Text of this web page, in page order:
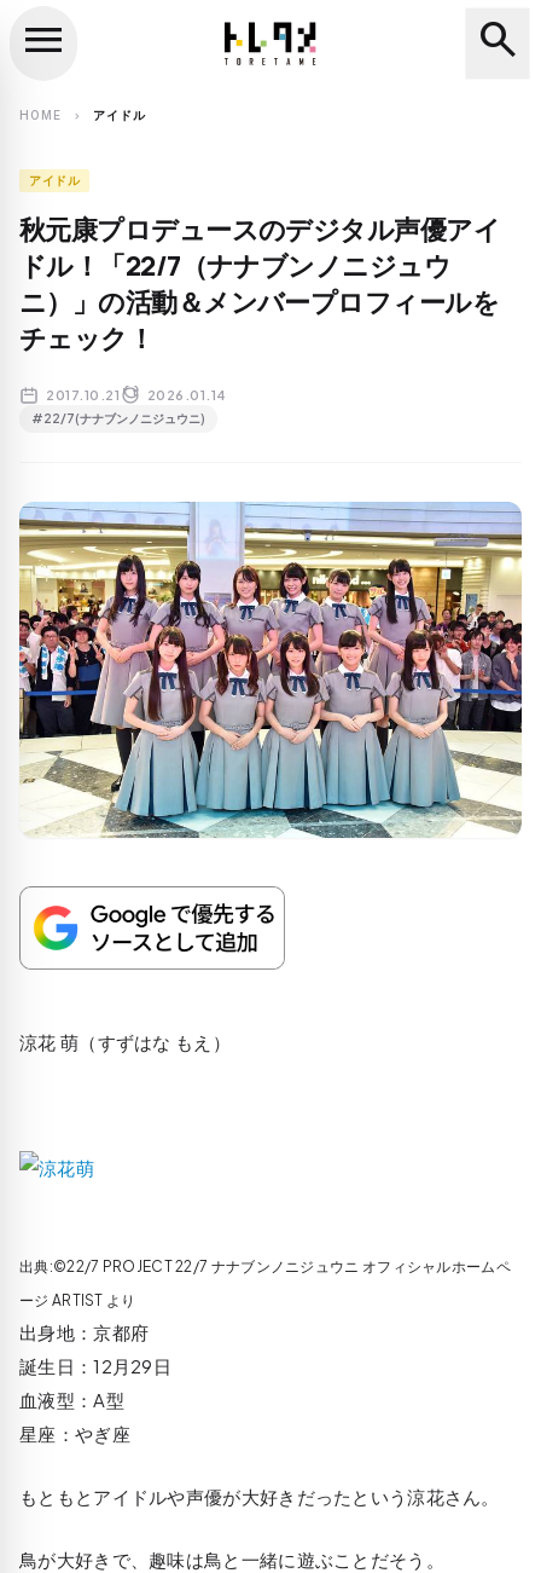
search
menu search
HOME chevron_right アイドル
アイドル
秋元康プロデュースのデジタル声優アイ
ドル！「22/7（ナナブンノニジュウ
ニ）」の活動＆メンバープロフィールを
チェック！
2017.10.21 2026.01.14
#22/7(ナナブンノニジュウニ)
涼花 萌（すずはな もえ）
出典:©22/7 PROJECT 22/7 ナナブンノニジュウニ オフィシャルホームペ
ージ ARTIST より
出身地：京都府
誕生日：12月29日
血液型：A型
星座：やぎ座
もともとアイドルや声優が大好きだったという涼花さん。
鳥が大好きで、趣味は鳥と一緒に遊ぶことだそう。